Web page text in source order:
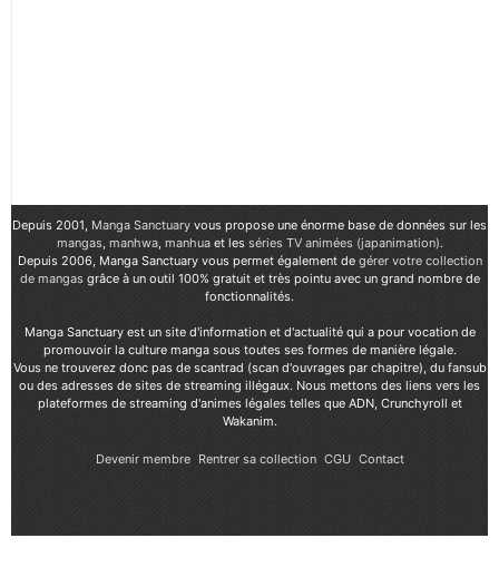
Depuis 2001, Manga Sanctuary vous propose une énorme base de données sur les
mangas, manhwa, manhuaet les séries TV animées (japanimation).
Depuis 2006, Manga Sanctuary vous permet également de gérer votre collection
de mangasgrâce à un outil 100% gratuit et très pointu avec un grand nombre de
fonctionnalités.
Manga Sanctuary est un site d'information et d'actualité qui a pour vocation de
promouvoir la culture manga sous toutes ses formes de manière légale.
Vous ne trouverez donc pas de scantrad (scan d'ouvrages par chapitre), du fansub
ou des adresses de sites de streaming illégaux. Nous mettons des liens vers les
plateformes de streaming d'animes légales telles que ADN, Crunchyroll et
Wakanim.
Devenir membre Rentrer sa collection CGU Contact